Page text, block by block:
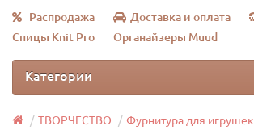
Распродажа Доставка и оплата
Спицы Knit Pro
Органайзеры Muud
Категории
ТВОРЧЕСТВО
Фурнитура для игрушек